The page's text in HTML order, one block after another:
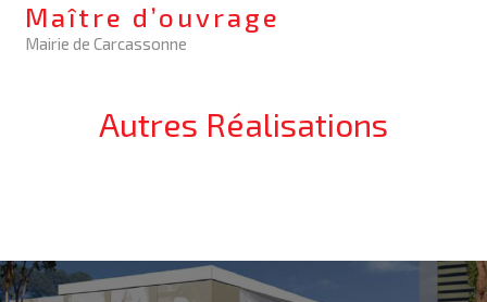
Maître d’ouvrage
Mairie de Carcassonne
Autres Réalisations